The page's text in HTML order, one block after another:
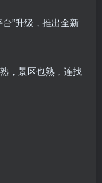
”升级，推出全新
，景区也熟，连找